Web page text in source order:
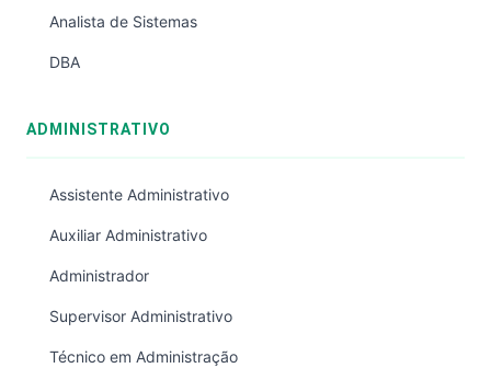
Analista de Sistemas
DBA
ADMINISTRATIVO
Assistente Administrativo
Auxiliar Administrativo
Administrador
Supervisor Administrativo
Técnico em Administração